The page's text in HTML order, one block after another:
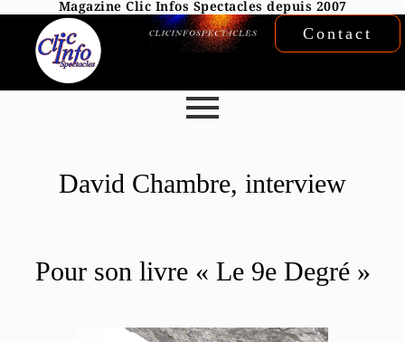
Magazine Clic Infos Spectacles depuis 2007
Contact
David Chambre, interview
Pour son livre « Le 9e Degré »